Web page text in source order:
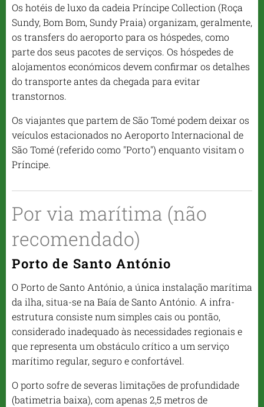
Os hotéis de luxo da cadeia Príncipe Collection (Roça
Sundy, Bom Bom, Sundy Praia) organizam, geralmente,
os transfers do aeroporto para os hóspedes, como
parte dos seus pacotes de serviços. Os hóspedes de
alojamentos económicos devem confirmar os detalhes
do transporte antes da chegada para evitar
transtornos.
Os viajantes que partem de São Tomé podem deixar os
veículos estacionados no Aeroporto Internacional de
São Tomé (referido como "Porto") enquanto visitam o
Príncipe.
Por via marítima (não
recomendado)
Porto de Santo António
O Porto de Santo António, a única instalação marítima
da ilha, situa-se na Baía de Santo António. A infra-
estrutura consiste num simples cais ou pontão,
considerado inadequado às necessidades regionais e
que representa um obstáculo crítico a um serviço
marítimo regular, seguro e confortável.
O porto sofre de severas limitações de profundidade
(batimetria baixa), com apenas 2,5 metros de